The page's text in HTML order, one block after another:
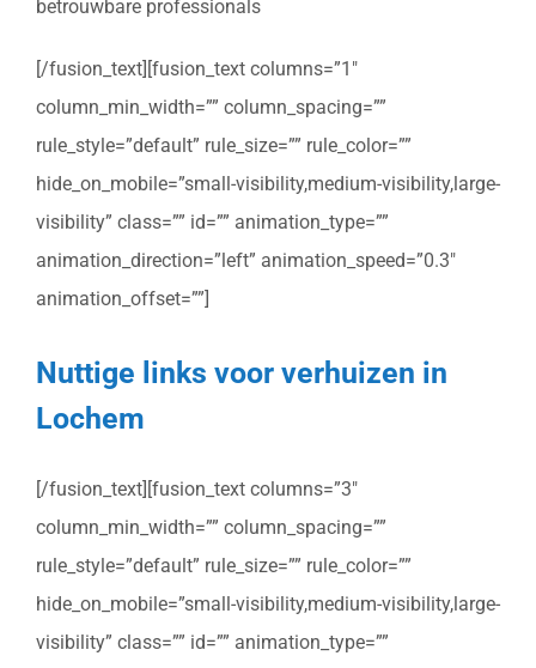
betrouwbare professionals
[/fusion_text][fusion_text columns=”1″
column_min_width=”” column_spacing=””
rule_style=”default” rule_size=”” rule_color=””
hide_on_mobile=”small-visibility,medium-visibility,large-
visibility” class=”” id=”” animation_type=””
animation_direction=”left” animation_speed=”0.3″
animation_offset=””]
Nuttige links voor verhuizen in
Lochem
[/fusion_text][fusion_text columns=”3″
column_min_width=”” column_spacing=””
rule_style=”default” rule_size=”” rule_color=””
hide_on_mobile=”small-visibility,medium-visibility,large-
visibility” class=”” id=”” animation_type=””